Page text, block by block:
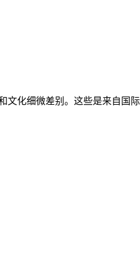
文化细微差别。这些是来自国际